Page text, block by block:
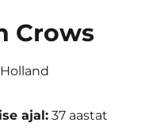
Crows
ajal: 37 aastat